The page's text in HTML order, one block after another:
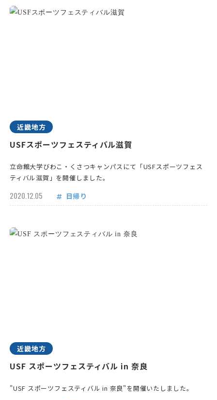
近畿地方
USFスポーツフェスティバル滋賀
立命館大学びわこ・くさつキャンパスにて「USFスポーツフェス
ティバル滋賀」を開催しました。
2020.12.05 日帰り
近畿地方
USF スポーツフェスティバル in 奈良
"USF スポーツフェスティバル in 奈良"を開催いたしました。